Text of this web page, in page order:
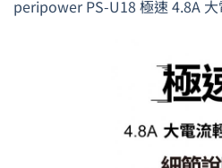
peripower PS-U18 極速 4.8A